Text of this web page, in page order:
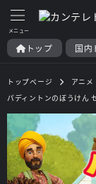
トップ 国内
トップページ アニメ
パディントンのぼうけん